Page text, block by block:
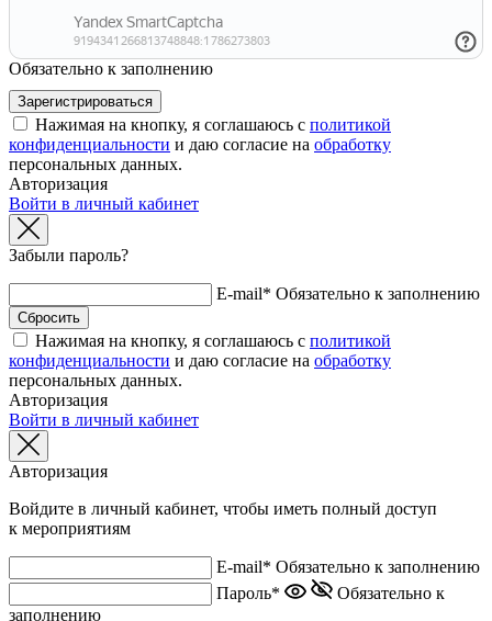
Обязательно к заполнению
Нажимая на кнопку, я соглашаюсь с политикой
конфиденциальности и даю согласие на обработку
персональных данных.
Авторизация
Войти в личный кабинет
Забыли пароль?
E-mail* Обязательно к заполнению
Нажимая на кнопку, я соглашаюсь с политикой
конфиденциальности и даю согласие на обработку
персональных данных.
Авторизация
Войти в личный кабинет
Авторизация
Войдите в личный кабинет, чтобы иметь полный доступ
к мероприятиям
E-mail* Обязательно к заполнению
Пароль*
Обязательно к
заполнению